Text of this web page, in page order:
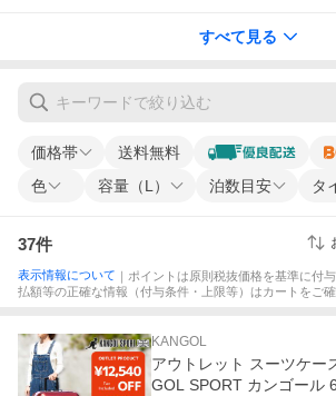
すべて見る
価格帯 送料無料
色 容量（L） 泊数目安 タ
37件
表示情報について ｜ポイントは原則税抜価格を基準に付
払額等の正確な情報（付与条件・上限等）はカートをご
KANGOL
アウトレット スーツケー
GOL SPORT カンゴール